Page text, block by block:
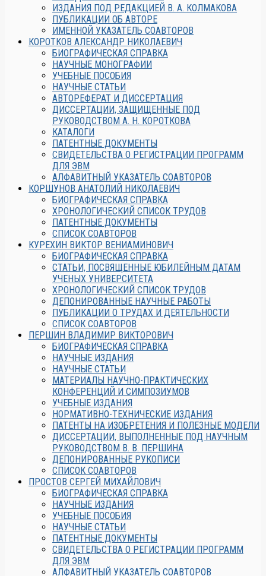
ИЗДАНИЯ ПОД РЕДАКЦИЕЙ В. А. КОЛМАКОВА
ПУБЛИКАЦИИ ОБ АВТОРЕ
ИМЕННОЙ УКАЗАТЕЛЬ СОАВТОРОВ
КОРОТКОВ АЛЕКСАНДР НИКОЛАЕВИЧ
БИОГРАФИЧЕСКАЯ СПРАВКА
НАУЧНЫЕ МОНОГРАФИИ
УЧЕБНЫЕ ПОСОБИЯ
НАУЧНЫЕ СТАТЬИ
АВТОРЕФЕРАТ И ДИССЕРТАЦИЯ
ДИССЕРТАЦИИ, ЗАЩИЩЕННЫЕ ПОД
РУКОВОДСТВОМ А. Н. КОРОТКОВА
КАТАЛОГИ
ПАТЕНТНЫЕ ДОКУМЕНТЫ
СВИДЕТЕЛЬСТВА О РЕГИСТРАЦИИ ПРОГРАММ
ДЛЯ ЭВМ
АЛФАВИТНЫЙ УКАЗАТЕЛЬ СОАВТОРОВ
КОРШУНОВ АНАТОЛИЙ НИКОЛАЕВИЧ
БИОГРАФИЧЕСКАЯ СПРАВКА
ХРОНОЛОГИЧЕСКИЙ СПИСОК ТРУДОВ
ПАТЕНТНЫЕ ДОКУМЕНТЫ
СПИСОК СОАВТОРОВ
КУРЕХИН ВИКТОР ВЕНИАМИНОВИЧ
БИОГРАФИЧЕСКАЯ СПРАВКА
СТАТЬИ, ПОСВЯЩЕННЫЕ ЮБИЛЕЙНЫМ ДАТАМ
УЧЕНЫХ УНИВЕРСИТЕТА
ХРОНОЛОГИЧЕСКИЙ СПИСОК ТРУДОВ
ДЕПОНИРОВАННЫЕ НАУЧНЫЕ РАБОТЫ
ПУБЛИКАЦИИ О ТРУДАХ И ДЕЯТЕЛЬНОСТИ
СПИСОК СОАВТОРОВ
ПЕРШИН ВЛАДИМИР ВИКТОРОВИЧ
БИОГРАФИЧЕСКАЯ СПРАВКА
НАУЧНЫЕ ИЗДАНИЯ
НАУЧНЫЕ СТАТЬИ
МАТЕРИАЛЫ НАУЧНО-ПРАКТИЧЕСКИХ
КОНФЕРЕНЦИЙ И СИМПОЗИУМОВ
УЧЕБНЫЕ ИЗДАНИЯ
НОРМАТИВНО-ТЕХНИЧЕСКИЕ ИЗДАНИЯ
ПАТЕНТЫ НА ИЗОБРЕТЕНИЯ И ПОЛЕЗНЫЕ МОДЕЛИ
ДИССЕРТАЦИИ, ВЫПОЛНЕННЫЕ ПОД НАУЧНЫМ
РУКОВОДСТВОМ В. В. ПЕРШИНА
ДЕПОНИРОВАННЫЕ РУКОПИСИ
СПИСОК СОАВТОРОВ
ПРОСТОВ СЕРГЕЙ МИХАЙЛОВИЧ
БИОГРАФИЧЕСКАЯ СПРАВКА
НАУЧНЫЕ ИЗДАНИЯ
УЧЕБНЫЕ ПОСОБИЯ
НАУЧНЫЕ СТАТЬИ
ПАТЕНТНЫЕ ДОКУМЕНТЫ
СВИДЕТЕЛЬСТВА О РЕГИСТРАЦИИ ПРОГРАММ
ДЛЯ ЭВМ
АЛФАВИТНЫЙ УКАЗАТЕЛЬ СОАВТОРОВ